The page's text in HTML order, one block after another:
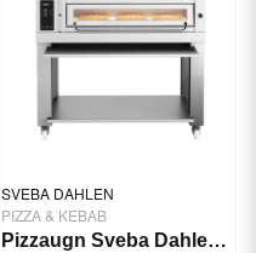
SVEBA DAHLEN
PIZZA & KEBAB
Pizzaugn Sveba Dahlen P-603 3-däck